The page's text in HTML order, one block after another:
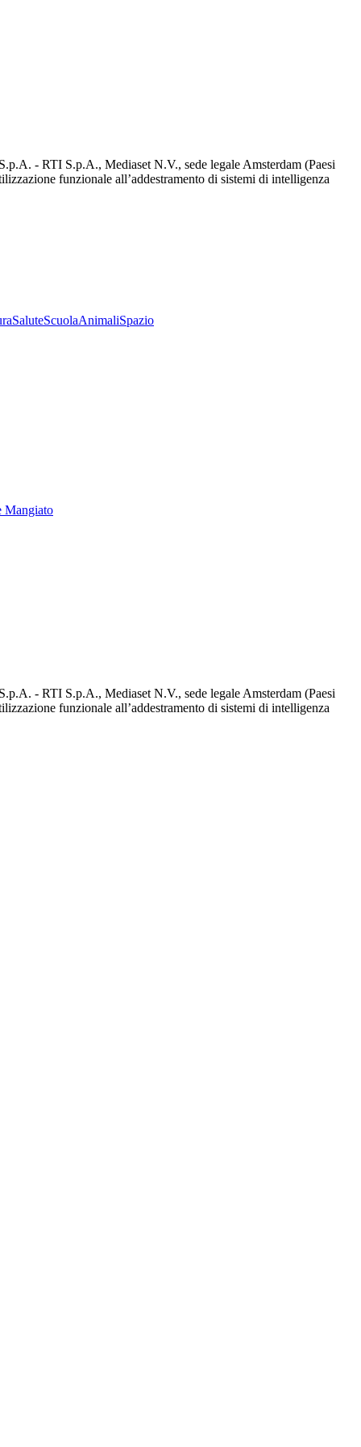
- RTI S.p.A., Mediaset N.V., sede legale Amsterdam (Paesi
funzionale all’addestramento di sistemi di intelligenza
SaluteScuolaAnimaliSpazio
Mangiato
- RTI S.p.A., Mediaset N.V., sede legale Amsterdam (Paesi
funzionale all’addestramento di sistemi di intelligenza